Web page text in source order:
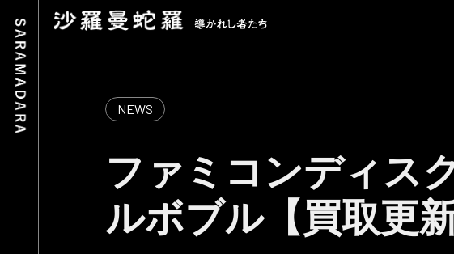
NEWS
ファミコンディス
ルボブル【買取更新